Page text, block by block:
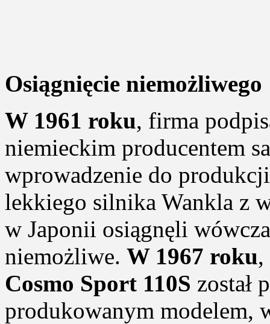
Osiągnięcie niemożliwego
W 1961 roku, firma
niemieckim producentem
wprowadzenie do
lekkiego silnika Wankla z
w Japonii osiągnęli
niemożliwe. W 1967 roku,
Cosmo Sport 110S został
produkowanym modelem,